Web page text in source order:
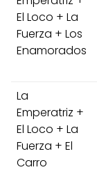
El Loco + La
Fuerza + Los
Enamorados
La
Emperatriz +
El Loco + La
Fuerza + El
Carro